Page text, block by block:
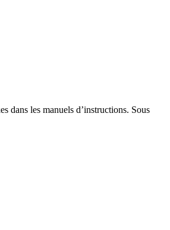
dans les manuels d’instructions. Sous